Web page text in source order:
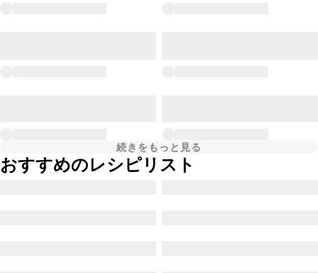
続きをもっと見る
おすすめのレシピリスト